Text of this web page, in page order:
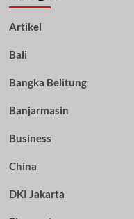
Artikel
Bali
Bangka Belitung
Banjarmasin
Business
China
DKI Jakarta